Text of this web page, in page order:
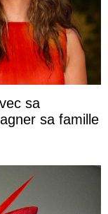
sa
sa famille